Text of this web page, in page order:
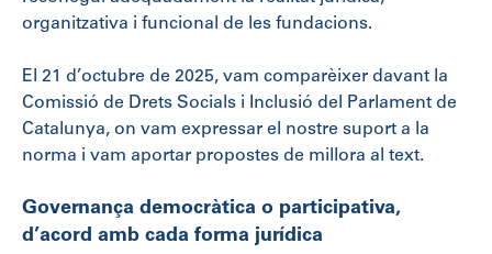
organitzativa i funcional de les fundacions.
El 21 d’octubre de 2025, vam comparèixer davant la
Comissió de Drets Socials i Inclusió del Parlament de
Catalunya, on vam expressar el nostre suport a la
norma i vam aportar propostes de millora al text.
Governança democràtica o participativa,
d’acord amb cada forma jurídica